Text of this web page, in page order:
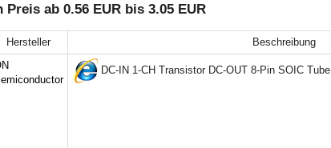
ab 0.56 EUR bis 3.05 EUR
Hersteller Beschreibung
DC-IN 1-CH Transistor DC-OUT 8-Pin SOIC Tube